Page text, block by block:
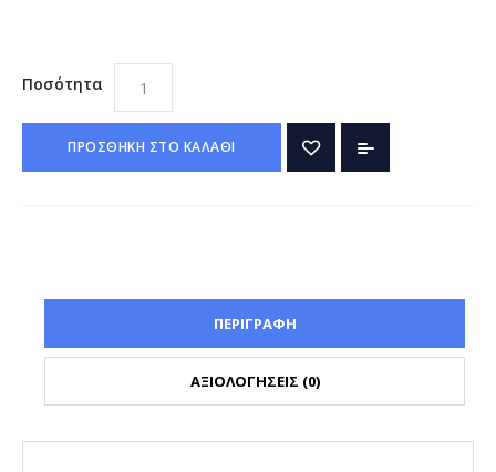
Ποσότητα
ΠΡΟΣΘΗΚΗ ΣΤΟ ΚΑΛΑΘΙ
ΠΕΡΙΓΡΑΦΗ
ΑΞΙΟΛΟΓΗΣΕΙΣ (0)